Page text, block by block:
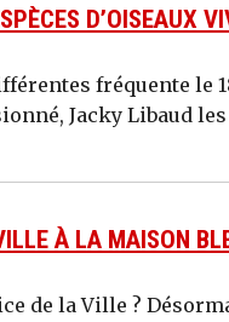
D’OISEAUX
fréquente le
Jacky Libaud
À LA MAISON
de la Ville ?